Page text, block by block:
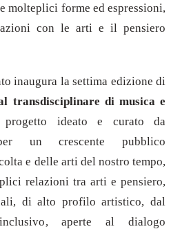
molteplici forme ed espressioni,
con le arti e il pensiero
inaugura la settima edizione di
transdisciplinare di musica e
ideato e curato da
un crescente pubblico
e delle arti del nostro tempo,
relazioni tra arti e pensiero,
di alto profilo artistico, dal
aperte al dialogo